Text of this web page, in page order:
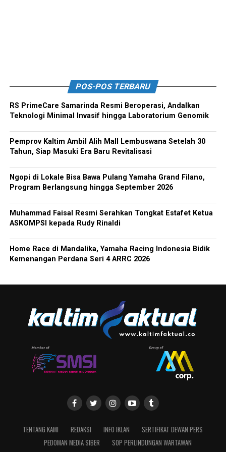
POS-POS TERBARU
RS PrimeCare Samarinda Resmi Beroperasi, Andalkan
Teknologi Minimal Invasif hingga Laboratorium Genomik
Pemprov Kaltim Ambil Alih Mall Lembuswana Setelah 30
Tahun, Siap Masuki Era Baru Revitalisasi
Ngopi di Lokale Bisa Bawa Pulang Yamaha Grand Filano,
Program Berlangsung hingga September 2026
Muhammad Faisal Resmi Serahkan Tongkat Estafet Ketua
ASKOMPSI kepada Rudy Rinaldi
Home Race di Mandalika, Yamaha Racing Indonesia Bidik
Kemenangan Perdana Seri 4 ARRC 2026
TENTANG KAMI REDAKSI INFO IKLAN
SERTIFIKAT DEWAN PERS
PEDOMAN MEDIA SIBER
SOP PERLINDUNGAN WARTAWAN